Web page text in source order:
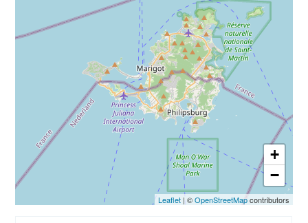
+
−
Leaflet| ©OpenStreetMapcontributors